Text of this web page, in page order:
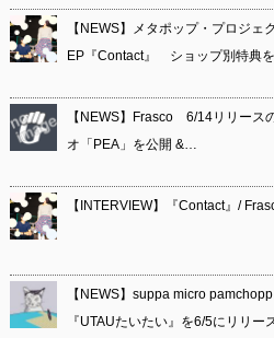
【NEWS】メタポップ・プロジ
EP『Contact』 ショップ別特典
【NEWS】Frasco 6/14リリース
オ「PEA」を公開 &…
【INTERVIEW】『Contact』/
【NEWS】suppa micro
『UTAUたいたい』を6/5にリリー